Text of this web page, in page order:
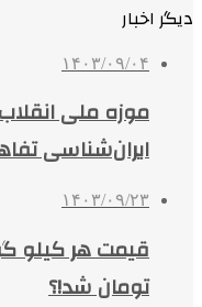
دیگر اخبار
۱۴۰۳/۰۹/۰۴
موزه ملی
ایران‌شناسی
۱۴۰۳/۰۹/۲۳
تومان شد!؟